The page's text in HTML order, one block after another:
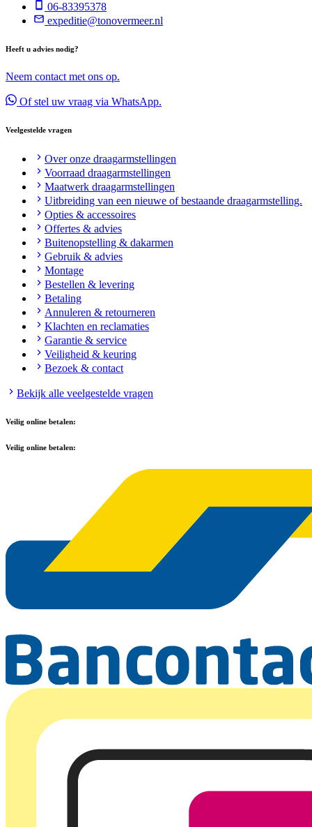
06-83395378
expeditie@tonovermeer.nl
Heeft u advies nodig?
Neem contact met ons op.
Of stel uw vraag via WhatsApp.
Veelgestelde vragen
Over onze draagarmstellingen
Voorraad draagarmstellingen
Maatwerk draagarmstellingen
Uitbreiding van een nieuwe of bestaande draagarmstelling.
Opties & accessoires
Offertes & advies
Buitenopstelling & dakarmen
Gebruik & advies
Montage
Bestellen & levering
Betaling
Annuleren & retourneren
Klachten en reclamaties
Garantie & service
Veiligheid & keuring
Bezoek & contact
Bekijk alle veelgestelde vragen
Veilig online betalen:
Veilig online betalen: